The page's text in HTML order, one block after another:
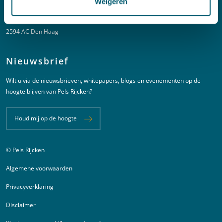
Bezuidenhoutseweg 57
2594 AC Den Haag
Nieuwsbrief
Wilt u via de nieuwsbrieven, whitepapers, blogs en evenementen op de
hoogte blijven van Pels Rijcken?
Houd mij op de hoogte
Juridische informatie
© Pels Rijcken
Algemene voorwaarden
Privacyverklaring
Disclaimer